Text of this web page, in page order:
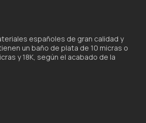
españoles de gran calidad y
un baño de plata de 10 micras o
y 18K, según el acabado de la
de nuestros productos los hace
su forma como su color, pueden